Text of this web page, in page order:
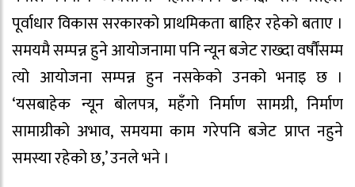
पूर्वाधार विकास सरकारको प्राथमिकता बाहिर रहेको बताए ।
समयमै सम्पन्न हुने आयोजनामा पनि न्यून बजेट राख्दा वर्षौंसम्म
त्यो आयोजना सम्पन्न हुन नसकेको उनको भनाइ छ ।
‘यसबाहेक न्यून बोलपत्र, महँगो निर्माण सामग्री, निर्माण
सामाग्रीको अभाव, समयमा काम गरेपनि बजेट प्राप्त नहुने
समस्या रहेको छ,’ उनले भने ।